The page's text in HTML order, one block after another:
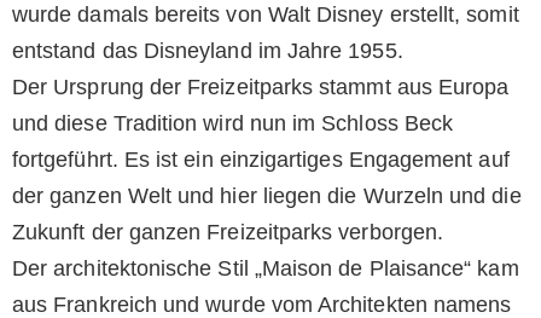
wurde damals bereits von Walt Disney erstellt, somit
entstand das Disneyland im Jahre 1955.
Der Ursprung der Freizeitparks stammt aus Europa
und diese Tradition wird nun im Schloss Beck
fortgeführt. Es ist ein einzigartiges Engagement auf
der ganzen Welt und hier liegen die Wurzeln und die
Zukunft der ganzen Freizeitparks verborgen.
Der architektonische Stil „Maison de Plaisance“ kam
aus Frankreich und wurde vom Architekten namens